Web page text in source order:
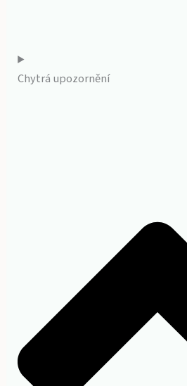
Chytrá upozornění